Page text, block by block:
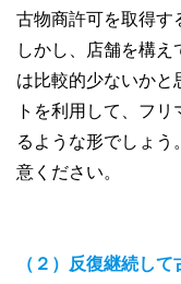
古物商許可を取得す
しかし、店舗を構
は比較的少ないかと
トを利用して、フ
るような形でしょう
意ください。
（２）反復継続し